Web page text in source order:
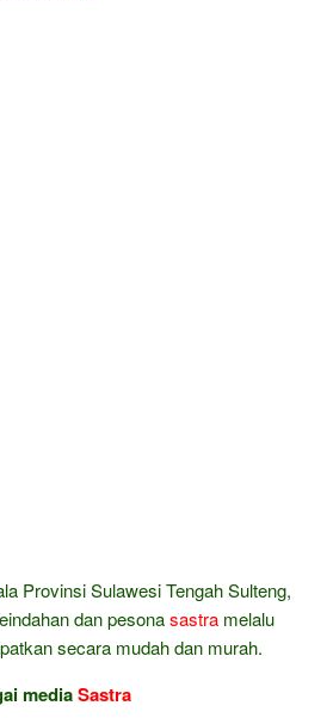
Provinsi Sulawesi Tengah Sulteng,
dan pesonasastra melalu
secara mudah dan murah.
mediaSastra